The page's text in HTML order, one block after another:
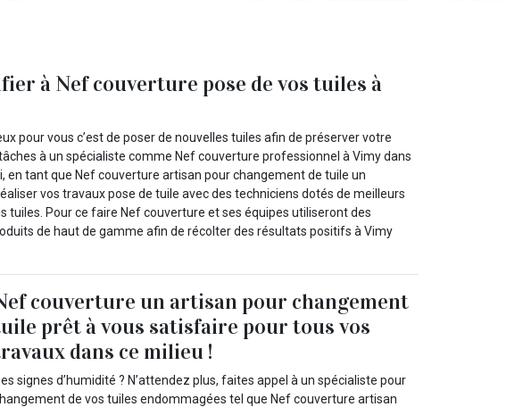
à Nef couverture pose de vos tuiles à
pour vous c’est de poser de nouvelles tuiles afin de préserver votre
à un spécialiste comme Nef couverture professionnel à Vimy dans
en tant que Nef couverture artisan pour changement de tuile un
vos travaux pose de tuile avec des techniciens dotés de meilleurs
Pour ce faire Nef couverture et ses équipes utiliseront des
de haut de gamme afin de récolter des résultats positifs à Vimy
couverture un artisan pour changement
prêt à vous satisfaire pour tous vos
dans ce milieu !
signes d’humidité ? N’attendez plus, faites appel à un spécialiste pour
de vos tuiles endommagées tel que Nef couverture artisan